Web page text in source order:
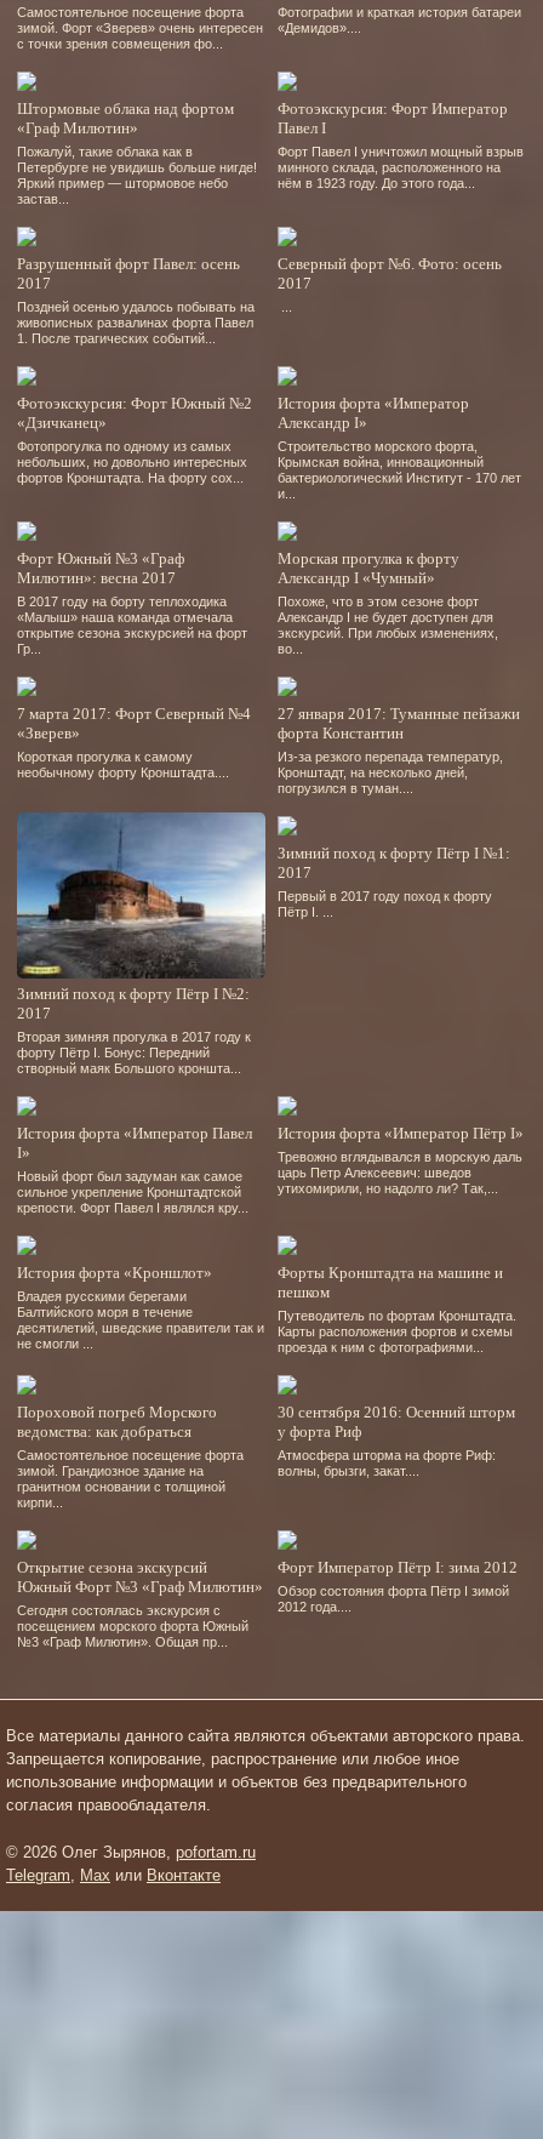
Самостоятельное посещение форта
зимой. Форт «Зверев» очень интересен
с точки зрения совмещения фо...
Фотографии и краткая история батареи
«Демидов»....
Штормовые облака над фортом
«Граф Милютин»
Пожалуй, такие облака как в
Петербурге не увидишь больше нигде!
Яркий пример — штормовое небо
застав...
Фотоэкскурсия: Форт Император
Павел I
Форт Павел І уничтожил мощный взрыв
минного склада, расположенного на
нём в 1923 году. До этого года...
Разрушенный форт Павел: осень
2017
Поздней осенью удалось побывать на
живописных развалинах форта Павел
1. После трагических событий...
Северный форт №6. Фото: осень
2017
Фотоэкскурсия: Форт Южный №2
«Дзичканец»
Фотопрогулка по одному из самых
небольших, но довольно интересных
фортов Кронштадта. На форту сох...
История форта «Император
Александр I»
Строительство морского форта,
Крымская война, инновационный
бактериологический Институт - 170 лет
и...
Форт Южный №3 «Граф
Милютин»: весна 2017
В 2017 году на борту теплоходика
«Малыш» наша команда отмечала
открытие сезона экскурсией на форт
Гр...
Морская прогулка к форту
Александр I «Чумный»
Похоже, что в этом сезоне форт
Александр I не будет доступен для
экскурсий. При любых изменениях,
во...
7 марта 2017: Форт Северный №4
«Зверев»
Короткая прогулка к самому
необычному форту Кронштадта....
27 января 2017: Туманные пейзажи
форта Константин
Из-за резкого перепада температур,
Кронштадт, на несколько дней,
погрузился в туман....
Зимний поход к форту Пётр I №2:
2017
Вторая зимняя прогулка в 2017 году к
форту Пётр I. Бонус: Передний
створный маяк Большого кроншта...
Зимний поход к форту Пётр I №1:
2017
Первый в 2017 году поход к форту
Пётр I. ...
История форта «Император Павел
I»
Новый форт был задуман как самое
сильное укрепление Кронштадтской
крепости. Форт Павел I являлся кру...
История форта «Император Пётр I»
Тревожно вглядывался в морскую даль
царь Петр Алексеевич: шведов
утихомирили, но надолго ли? Так,...
История форта «Кроншлот»
Владея русскими берегами
Балтийского моря в течение
десятилетий, шведские правители так и
не смогли ...
Форты Кронштадта на машине и
пешком
Путеводитель по фортам Кронштадта.
Карты расположения фортов и схемы
проезда к ним с фотографиями...
Пороховой погреб Морского
ведомства: как добраться
Самостоятельное посещение форта
зимой. Грандиозное здание на
гранитном основании с толщиной
кирпи...
30 сентября 2016: Осенний шторм
у форта Риф
Атмосфера шторма на форте Риф:
волны, брызги, закат....
Открытие сезона экскурсий
Южный Форт №3 «Граф Милютин»
Сегодня состоялась экскурсия с
посещением морского форта Южный
№3 «Граф Милютин». Общая пр...
Форт Император Пётр I: зима 2012
Обзор состояния форта Пётр I зимой
2012 года....
Все материалы данного сайта являются объектами авторского права.
Запрещается копирование, распространение или любое иное
использование информации и объектов без предварительного
согласия правообладателя.
© 2026 Олег Зырянов, pofortam.ru
Telegram
Max или Вконтакте